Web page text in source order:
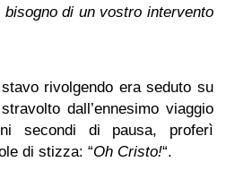
di un vostro intervento
rivolgendo era seduto su
dall’ennesimo viaggio
secondi di pausa, proferì
di stizza: “Oh Cristo!“.